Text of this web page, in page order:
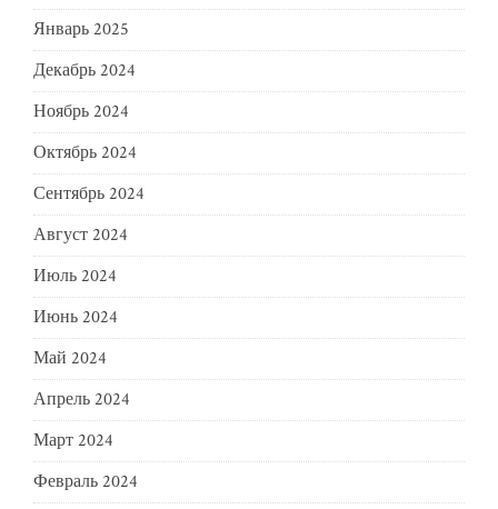
Январь 2025
Декабрь 2024
Ноябрь 2024
Октябрь 2024
Сентябрь 2024
Август 2024
Июль 2024
Июнь 2024
Май 2024
Апрель 2024
Март 2024
Февраль 2024